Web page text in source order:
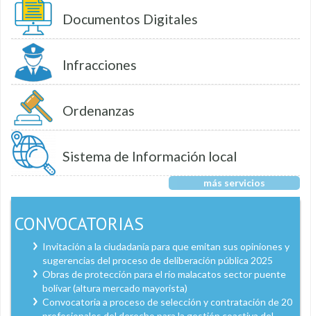
Documentos Digitales
Infracciones
Ordenanzas
Sistema de Información local
más servicios
CONVOCATORIAS
Invitación a la ciudadanía para que emitan sus opiniones y
sugerencias del proceso de deliberación pública 2025
Obras de protección para el río malacatos sector puente
bolívar (altura mercado mayorista)
Convocatoria a proceso de selección y contratación de 20